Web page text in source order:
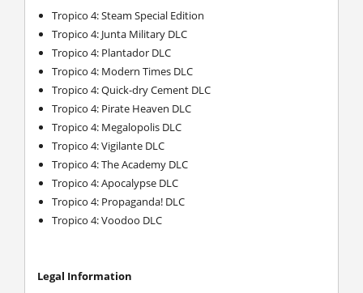
Tropico 4: Steam Special Edition
Tropico 4: Junta Military DLC
Tropico 4: Plantador DLC
Tropico 4: Modern Times DLC
Tropico 4: Quick-dry Cement DLC
Tropico 4: Pirate Heaven DLC
Tropico 4: Megalopolis DLC
Tropico 4: Vigilante DLC
Tropico 4: The Academy DLC
Tropico 4: Apocalypse DLC
Tropico 4: Propaganda! DLC
Tropico 4: Voodoo DLC
Legal Information